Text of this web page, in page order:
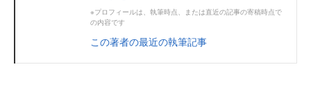
※プロフィールは、執筆時点、または直近の記事の寄稿時点で
の内容です
この著者の最近の執筆記事